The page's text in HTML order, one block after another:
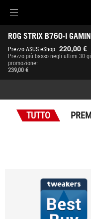
Accessibility links
Skip to content
Accessibility Help
Skip to Menu
Piè di pagina di ASUS
ROG STRIX B760-I
-
Premi
Prezzo ASUS eShop 220,00 €
Prezzo più basso negli ultimi 30
promozione:
239,00 €
Panoramica
Dove comprare
TUTTO